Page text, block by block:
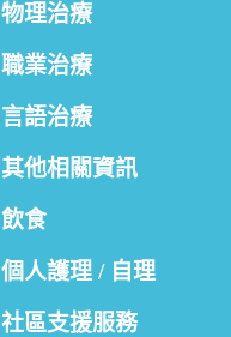
物理治療
職業治療
言語治療
其他相關資訊
飲食
個人護理 / 自理
社區支援服務